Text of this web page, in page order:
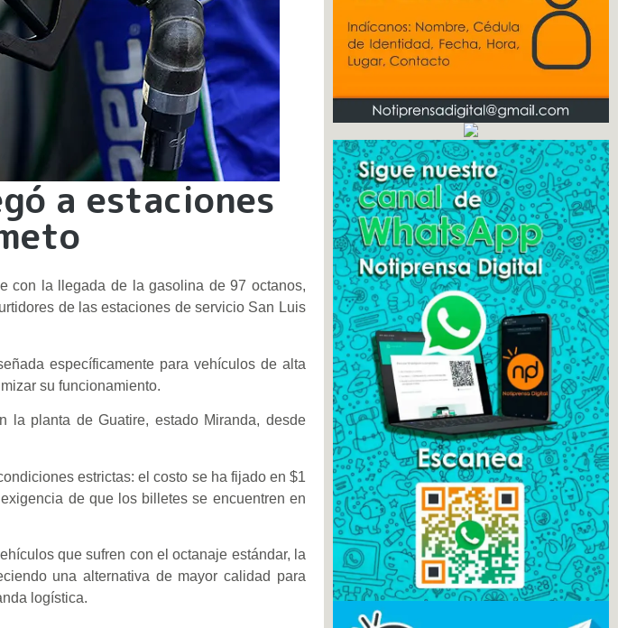
a estaciones
con la llegada de la gasolina de 97 octanos,
de las estaciones de servicio San Luis
específicamente para vehículos de alta
su funcionamiento.
la planta de Guatire, estado Miranda, desde
estrictas: el costo se ha fijado en $1
de que los billetes se encuentren en
que sufren con el octanaje estándar, la
una alternativa de mayor calidad para
logística.